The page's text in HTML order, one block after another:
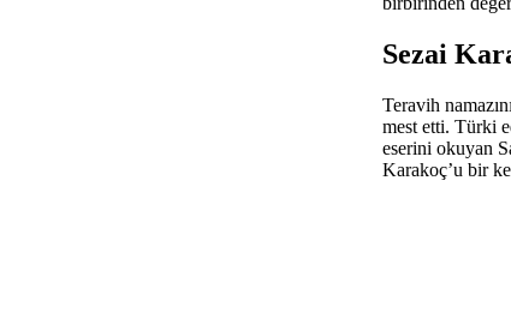
Sezai
Teravih
mest etti. Türki
eserini okuyan
Karakoç’u bir